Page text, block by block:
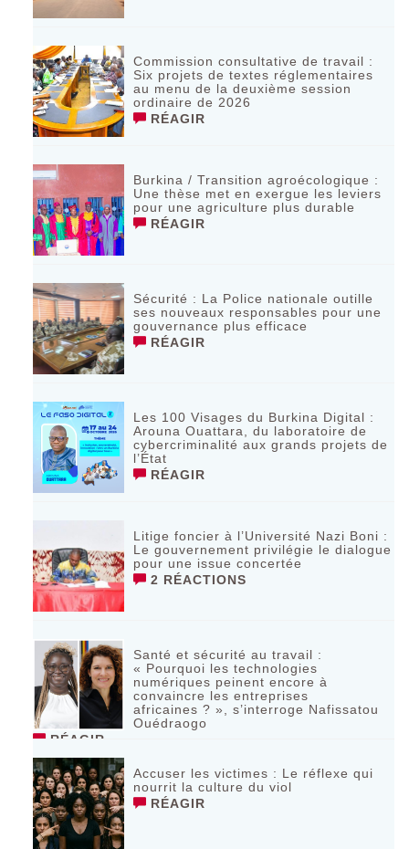
Commission consultative de travail :
Six projets de textes réglementaires
au menu de la deuxième session
ordinaire de 2026
RÉAGIR
Burkina / Transition agroécologique :
Une thèse met en exergue les leviers
pour une agriculture plus durable
RÉAGIR
Sécurité : La Police nationale outille
ses nouveaux responsables pour une
gouvernance plus efficace
RÉAGIR
Les 100 Visages du Burkina Digital :
Arouna Ouattara, du laboratoire de
cybercriminalité aux grands projets de
l’État
RÉAGIR
Litige foncier à l’Université Nazi Boni :
Le gouvernement privilégie le dialogue
pour une issue concertée
2 RÉACTIONS
Santé et sécurité au travail :
« Pourquoi les technologies
numériques peinent encore à
convaincre les entreprises
africaines ? », s’interroge Nafissatou
Ouédraogo
RÉAGIR
Accuser les victimes : Le réflexe qui
nourrit la culture du viol
RÉAGIR